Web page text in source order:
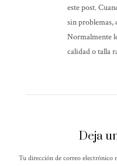
este post.
sin problemas,
Normalmente
calidad o talla
Deja
Tu dirección de correo electrónico